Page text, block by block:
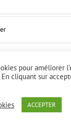
pour améliorer
cliquant sur
ACCEPTER